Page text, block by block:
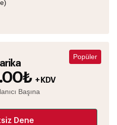
Popüler
+ KDV
Başına
Dene